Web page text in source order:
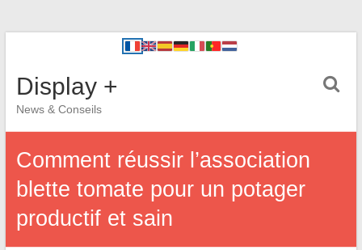
Display +
News & Conseils
Comment réussir l’association
blette tomate pour un potager
productif et sain